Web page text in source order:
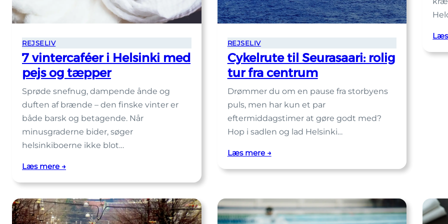
REJSELIV
7 vintercaféer i Helsinki med
pejs og tæpper
Sprøde snefnug, dampende ånde og
duften af brænde – den finske vinter er
både barsk og betagende. Når
minusgraderne bider, søger
helsinkiboerne ikke blot…
Læs mere →
i
Helsinki
REJSELIV
Cykelrute til Seurasaari: rolig
tur fra centrum
Drømmer du om en pause fra storbyens
puls, men har kun et par
eftermiddagstimer at gøre godt med?
Hop i sadlen og lad Helsinki…
Læs mere →:
rolig
tur